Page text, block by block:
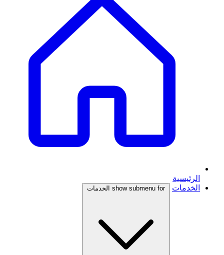
الرئيسية
الخدمات
show submenu for الخدمات